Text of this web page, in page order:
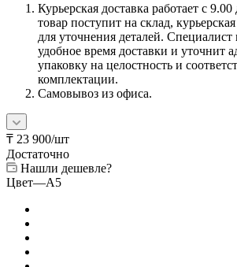
Курьерская доставка работает с
товар поступит на склад,
для уточнения деталей.
удобное время доставки и уточнит
упаковку на целостность и
комплектации.
Самовывоз из офиса.
₸ 23 900/шт
Достаточно
Нашли дешевле?
Цвет—A5